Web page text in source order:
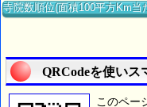
寺院数順位(面積100平方Km当
QRCodeを使いス
このペー